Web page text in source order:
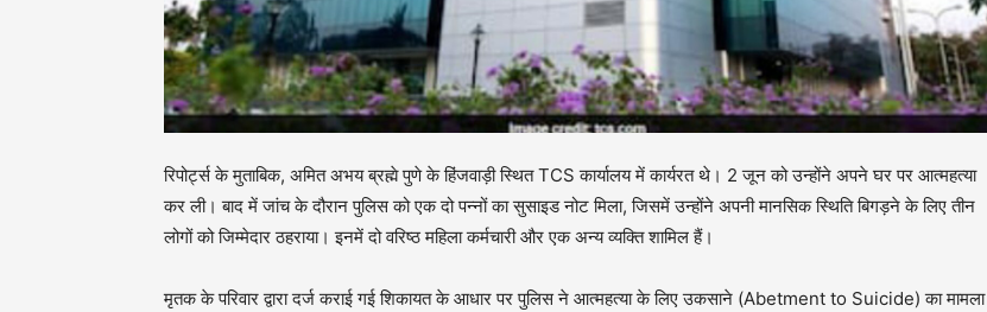
रिपोर्ट्स के मुताबिक, अमित अभय ब्रह्मे पुणे के हिंजवाड़ी स्थित TCS कार्यालय में कार्यरत थे। 2 जून को उन्होंने अपने घर पर आत्महत्या
कर ली। बाद में जांच के दौरान पुलिस को एक दो पन्नों का सुसाइड नोट मिला, जिसमें उन्होंने अपनी मानसिक स्थिति बिगड़ने के लिए तीन
लोगों को जिम्मेदार ठहराया। इनमें दो वरिष्ठ महिला कर्मचारी और एक अन्य व्यक्ति शामिल हैं।
मृतक के परिवार द्वारा दर्ज कराई गई शिकायत के आधार पर पुलिस ने आत्महत्या के लिए उकसाने (Abetment to Suicide) का मामला